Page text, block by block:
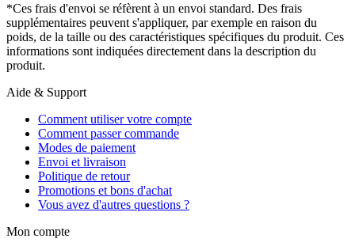
*Ces frais d'envoi se réfèrent à un envoi standard. Des frais
supplémentaires peuvent s'appliquer, par exemple en raison du
poids, de la taille ou des caractéristiques spécifiques du produit. Ces
informations sont indiquées directement dans la description du
produit.
Aide & Support
Comment utiliser votre compte
Comment passer commande
Modes de paiement
Envoi et livraison
Politique de retour
Promotions et bons d'achat
Vous avez d'autres questions ?
Mon compte